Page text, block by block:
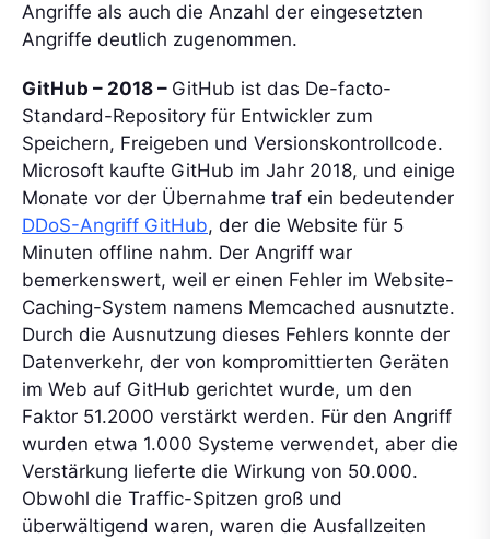
Angriffe als auch die Anzahl der eingesetzten
Angriffe deutlich zugenommen.
GitHub – 2018 – GitHub ist das De-facto-
Standard-Repository für Entwickler zum
Speichern, Freigeben und Versionskontrollcode.
Microsoft kaufte GitHub im Jahr 2018, und einige
Monate vor der Übernahme traf ein bedeutender
DDoS-Angriff GitHub, der die Website für 5
Minuten offline nahm. Der Angriff war
bemerkenswert, weil er einen Fehler im Website-
Caching-System namens Memcached ausnutzte.
Durch die Ausnutzung dieses Fehlers konnte der
Datenverkehr, der von kompromittierten Geräten
im Web auf GitHub gerichtet wurde, um den
Faktor 51.2000 verstärkt werden. Für den Angriff
wurden etwa 1.000 Systeme verwendet, aber die
Verstärkung lieferte die Wirkung von 50.000.
Obwohl die Traffic-Spitzen groß und
überwältigend waren, waren die Ausfallzeiten